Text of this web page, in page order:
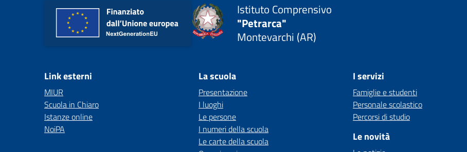
Istituto Comprensivo
"Petrarca"
Montevarchi (AR)
Link esterni
MIUR
Scuola in Chiaro
Istanze online
NoiPA
La scuola
Presentazione
I luoghi
Le persone
I numeri della scuola
Le carte della scuola
I servizi
Famiglie e studenti
Personale scolastico
Percorsi di studio
Le novità